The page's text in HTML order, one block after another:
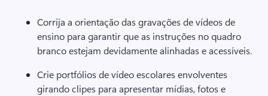
Corrija a orientação das gravações de vídeos de
ensino para garantir que as instruções no quadro
branco estejam devidamente alinhadas e acessíveis.
Crie portfólios de vídeo escolares envolventes
girando clipes para apresentar mídias, fotos e